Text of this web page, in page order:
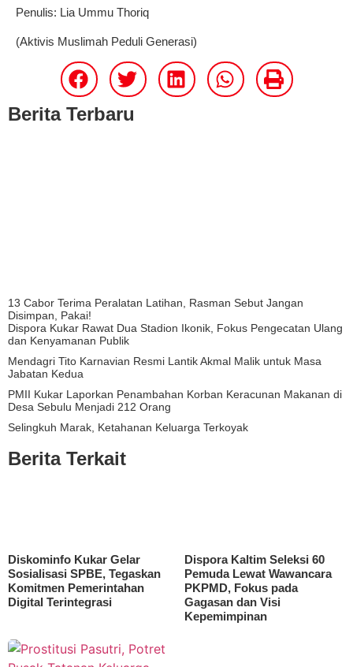
Penulis: Lia Ummu Thoriq
(Aktivis Muslimah Peduli Generasi)
Berita Terbaru
13 Cabor Terima Peralatan Latihan, Rasman Sebut Jangan
Disimpan, Pakai!
Dispora Kukar Rawat Dua Stadion Ikonik, Fokus Pengecatan Ulang
dan Kenyamanan Publik
Mendagri Tito Karnavian Resmi Lantik Akmal Malik untuk Masa
Jabatan Kedua
PMII Kukar Laporkan Penambahan Korban Keracunan Makanan di
Desa Sebulu Menjadi 212 Orang
Selingkuh Marak, Ketahanan Keluarga Terkoyak
Berita Terkait
Diskominfo Kukar Gelar
Sosialisasi SPBE, Tegaskan
Komitmen Pemerintahan
Digital Terintegrasi
Dispora Kaltim Seleksi 60
Pemuda Lewat Wawancara
PKPMD, Fokus pada
Gagasan dan Visi
Kepemimpinan